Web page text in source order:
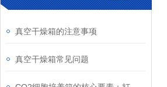
真空干燥箱的注意事项
真空干燥箱常见问题